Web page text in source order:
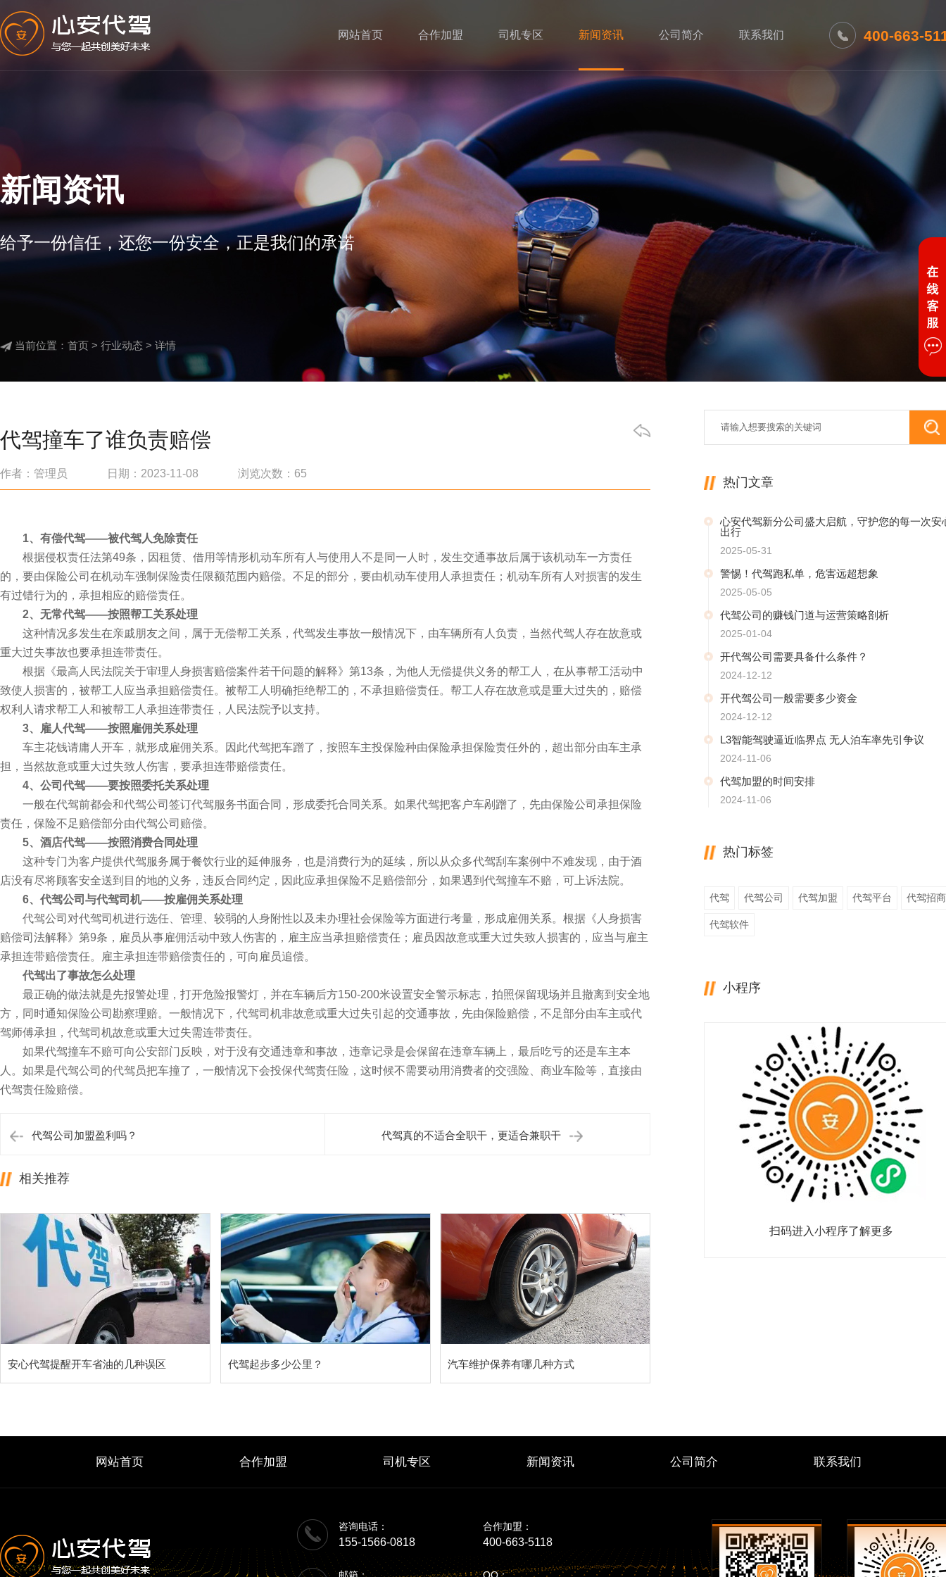
网站首页 合作加盟 司机专区 新闻资讯 公司简介 联系我们 400-663-
新闻资讯
给予一份信任，还您一份安全，正是我们的承诺
当前位置： 首页 > 行业动态 > 详情
代驾撞车了谁负责赔偿
作者：管理员 日期：2023-11-08 浏览次数： 65
1、有偿代驾——被代驾人免除责任
根据侵权责任法第49条，因租赁、借用等情形机动车所有人与使用人不是同一人时，发生交通事故后属于该机动车一方责任
的，要由保险公司在机动车强制保险责任限额范围内赔偿。不足的部分，要由机动车使用人承担责任；机动车所有人对损害的发生
有过错行为的，承担相应的赔偿责任。
2、无常代驾——按照帮工关系处理
这种情况多发生在亲戚朋友之间，属于无偿帮工关系，代驾发生事故一般情况下，由车辆所有人负责，当然代驾人存在故意或
重大过失事故也要承担连带责任。
根据《最高人民法院关于审理人身损害赔偿案件若干问题的解释》第13条，为他人无偿提供义务的帮工人，在从事帮工活动中
致使人损害的，被帮工人应当承担赔偿责任。被帮工人明确拒绝帮工的，不承担赔偿责任。帮工人存在故意或是重大过失的，赔偿
权利人请求帮工人和被帮工人承担连带责任，人民法院予以支持。
3、雇人代驾——按照雇佣关系处理
车主花钱请庸人开车，就形成雇佣关系。因此代驾把车蹭了，按照车主投保险种由保险承担保险责任外的，超出部分由车主承
担，当然故意或重大过失致人伤害，要承担连带赔偿责任。
4、公司代驾——要按照委托关系处理
一般在代驾前都会和代驾公司签订代驾服务书面合同，形成委托合同关系。如果代驾把客户车剐蹭了，先由保险公司承担保险
责任，保险不足赔偿部分由代驾公司赔偿。
5、酒店代驾——按照消费合同处理
这种专门为客户提供代驾服务属于餐饮行业的延伸服务，也是消费行为的延续，所以从众多代驾刮车案例中不难发现，由于酒
店没有尽将顾客安全送到目的地的义务，违反合同约定，因此应承担保险不足赔偿部分，如果遇到代驾撞车不赔，可上诉法院。
6、代驾公司与代驾司机——按雇佣关系处理
代驾公司对代驾司机进行选任、管理、较弱的人身附性以及未办理社会保险等方面进行考量，形成雇佣关系。根据《人身损害
赔偿司法解释》第9条，雇员从事雇佣活动中致人伤害的，雇主应当承担赔偿责任；雇员因故意或重大过失致人损害的，应当与雇主
承担连带赔偿责任。雇主承担连带赔偿责任的，可向雇员追偿。
代驾出了事故怎么处理
最正确的做法就是先报警处理，打开危险报警灯，并在车辆后方150-200米设置安全警示标志，拍照保留现场并且撤离到安全地
方，同时通知保险公司勘察理赔。一般情况下，代驾司机非故意或重大过失引起的交通事故，先由保险赔偿，不足部分由车主或代
驾师傅承担，代驾司机故意或重大过失需连带责任。
如果代驾撞车不赔可向公安部门反映，对于没有交通违章和事故，违章记录是会保留在违章车辆上，最后吃亏的还是车主本
人。如果是代驾公司的代驾员把车撞了，一般情况下会投保代驾责任险，这时候不需要动用消费者的交强险、商业车险等，直接由
代驾责任险赔偿。
代驾公司加盟盈利吗？ 代驾真的不适合全职干，更适合兼职干
相关推荐
安心代驾提醒开车省油的几种误区 代驾起步多少公里？ 汽车维护保养有哪几种方式
热门文章
心安代驾新分公司盛大启航，守护您的每一次安
出行
2025-05-31
警惕！代驾跑私单，危害远超想象
2025-05-05
代驾公司的赚钱门道与运营策略剖析
2025-01-04
开代驾公司需要具备什么条件？
2024-12-12
开代驾公司一般需要多少资金
2024-12-12
L3智能驾驶逼近临界点 无人泊车率先引争议
2024-11-06
代驾加盟的时间安排
2024-11-06
热门标签
代驾 代驾公司 代驾加盟 代驾平台 代驾招商
代驾软件
小程序
扫码进入小程序了解更多
网站首页 合作加盟 司机专区 新闻资讯 公司简介 联系我们
咨询电话：
155-1566-0818
合作加盟：
400-663-5118